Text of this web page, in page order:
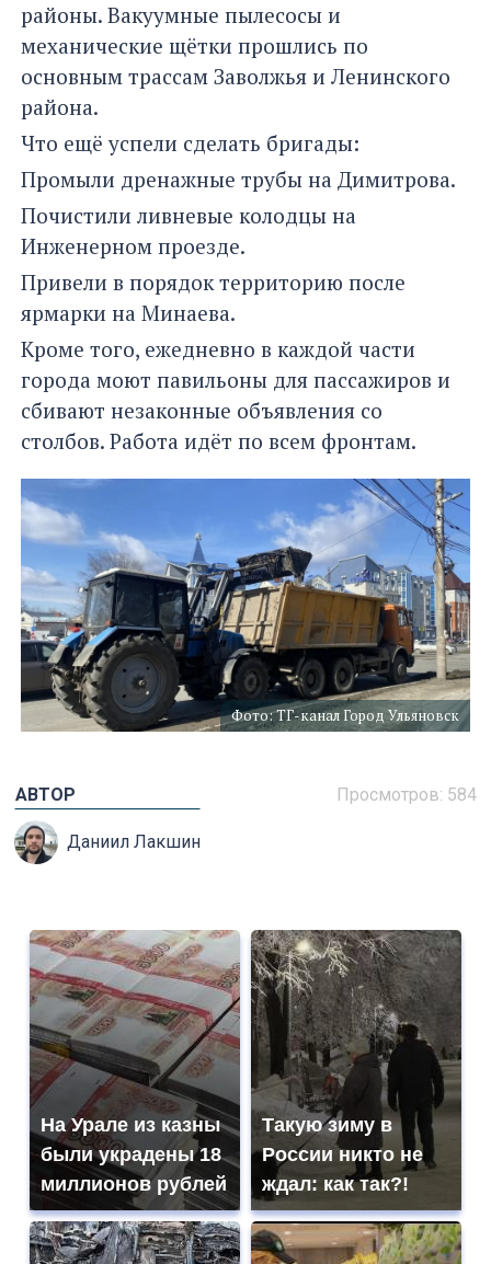
районы. Вакуумные пылесосы и
механические щётки прошлись по
основным трассам Заволжья и Ленинского
района.
Что ещё успели сделать бригады:
Промыли дренажные трубы на Димитрова.
Почистили ливневые колодцы на
Инженерном проезде.
Привели в порядок территорию после
ярмарки на Минаева.
Кроме того, ежедневно в каждой части
города моют павильоны для пассажиров и
сбивают незаконные объявления со
столбов. Работа идёт по всем фронтам.
Фото: ТГ-канал Город Ульяновск
Просмотров: 584
АВТОР
Даниил Лакшин
На Урале из казны
были украдены 18
миллионов рублей
Такую зиму в
России никто не
ждал: как так?!